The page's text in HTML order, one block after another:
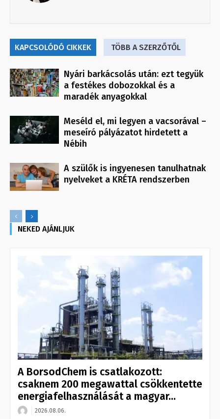
KAPCSOLÓDÓ CIKKEK TÖBB A SZERZŐTŐL
Nyári barkácsolás után: ezt tegyük
a festékes dobozokkal és a
maradék anyagokkal
Meséld el, mi legyen a vacsorával –
meseíró pályázatot hirdetett a
Nébih
A szülők is ingyenesen tanulhatnak
nyelveket a KRÉTA rendszerben
NEKED AJÁNLJUK
A BorsodChem is csatlakozott:
csaknem 200 megawattal csökkentette
energiafelhasználását a magyar...
2026.08.06.